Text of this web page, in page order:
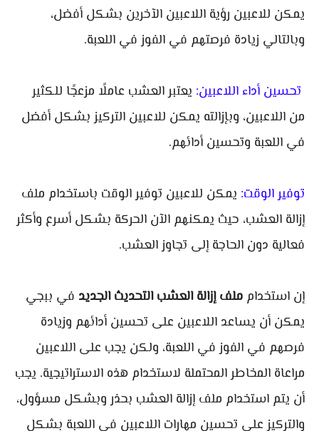
يمكن للاعبين رؤية اللاعبين الآخرين بشكل أفضل،
وبالتالي زيادة فرصتهم في الفوز في اللعبة.
تحسين أداء اللاعبين: يعتبر العشب عاملًا مزعجًا للكثير
من اللاعبين، وبإزالته يمكن للاعبين التركيز بشكل أفضل
في اللعبة وتحسين أدائهم.
توفير الوقت: يمكن للاعبين توفير الوقت باستخدام ملف
إزالة العشب، حيث يمكنهم الآن الحركة بشكل أسرع وأكثر
فعالية دون الحاجة إلى تجاوز العشب.
إن استخدام ملف إزالة العشب التحديث الجديد في ببجي
يمكن أن يساعد اللاعبين على تحسين أدائهم وزيادة
فرصهم في الفوز في اللعبة، ولكن يجب على اللاعبين
مراعاة المخاطر المحتملة لاستخدام هذه الاستراتيجية. يجب
أن يتم استخدام ملف إزالة العشب بحذر وبشكل مسؤول،
والتركيز على تحسين مهارات اللاعبين في اللعبة بشكل